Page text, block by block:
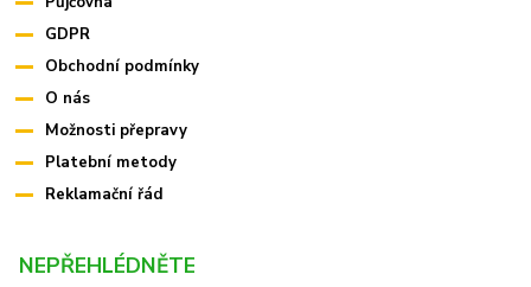
GDPR
Obchodní podmínky
O nás
Možnosti přepravy
Platební metody
Reklamační řád
NEPŘEHLÉDNĚTE